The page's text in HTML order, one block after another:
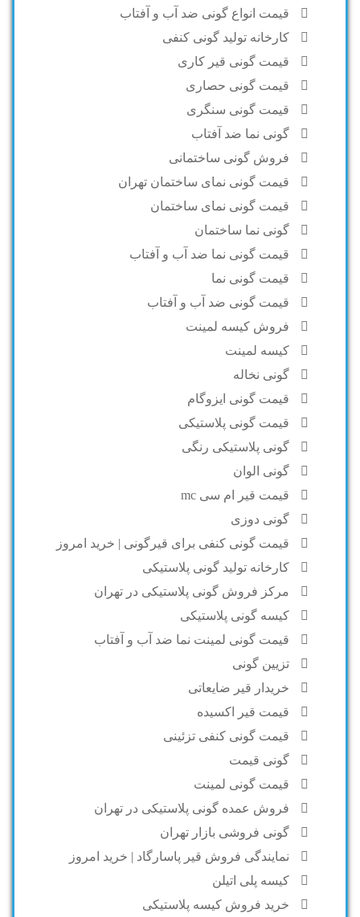
قیمت انواع گونی ضد آب و آفتاب
کارخانه تولید گونی کنفی
قیمت گونی قیر کاری
قیمت گونی حصاری
قیمت گونی سنگری
گونی نما ضد آفتاب
فروش گونی ساختمانی
قیمت گونی نمای ساختمان تهران
قیمت گونی نمای ساختمان
گونی نما ساختمان
قیمت گونی نما ضد آب و آفتاب
قیمت گونی نما
قیمت گونی ضد آب و آفتاب
فروش کیسه لمینت
کیسه لمینت
گونی نخاله
قیمت گونی ایزوگام
قیمت گونی پلاستیکی
گونی پلاستیکی رنگی
گونی الوان
قیمت قیر ام سی mc
گونی دوزی
قیمت گونی کنفی برای قیرگونی | خرید امروز
کارخانه تولید گونی پلاستیکی
مرکز فروش گونی پلاستیکی در تهران
کیسه گونی پلاستیکی
قیمت گونی لمینت نما ضد آب و آفتاب
تزیین گونی
خریدار قیر ضایعاتی
قیمت قیر اکسیده
قیمت گونی کنفی تزئینی
گونی قیمت
قیمت گونی لمینت
فروش عمده گونی پلاستیکی در تهران
گونی فروشی بازار تهران
نمایندگی فروش قیر پاسارگاد | خرید امروز
کیسه پلی اتیلن
خرید فروش کیسه پلاستیکی